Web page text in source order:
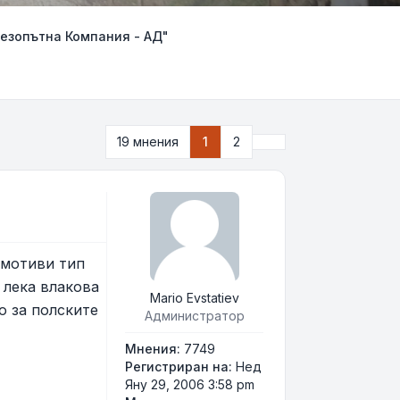
Компания - АД"
19 мнения 1 2
Mario Evstatiev
Администратор
Мнения: 7749
Регистриран на: Нед
Яну 29, 2006 3:58 pm
тип
влакова
за полските